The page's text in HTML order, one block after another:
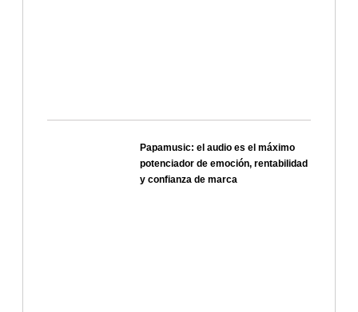
Papamusic: el audio es el máximo
potenciador de emoción, rentabilidad
y confianza de marca